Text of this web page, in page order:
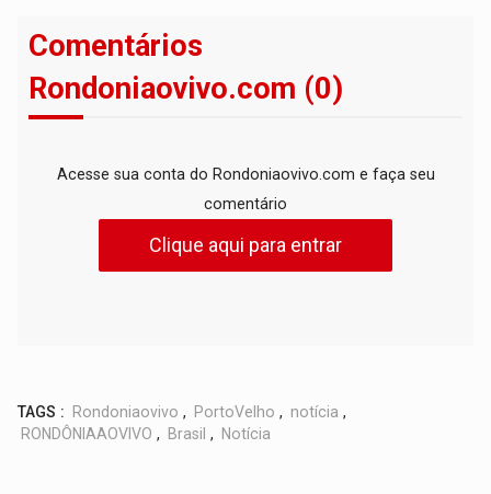
Comentários
Rondoniaovivo.com (0)
Acesse sua conta do Rondoniaovivo.com e faça seu
comentário
Clique aqui para entrar
TAGS : Rondoniaovivo , PortoVelho , notícia ,
RONDÔNIAAOVIVO , Brasil , Notícia